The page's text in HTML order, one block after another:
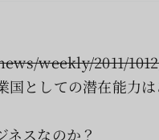
weekly/2011/
としての潜在能力は
スなのか？